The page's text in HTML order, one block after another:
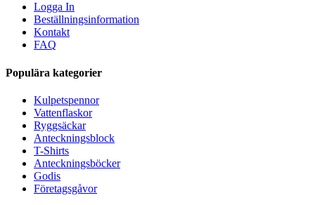
Logga In
Beställningsinformation
Kontakt
FAQ
Populära kategorier
Kulpetspennor
Vattenflaskor
Ryggsäckar
Anteckningsblock
T-Shirts
Anteckningsböcker
Godis
Företagsgåvor